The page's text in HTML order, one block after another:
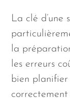
La clé d’une
la
les erreurs
bien planifier